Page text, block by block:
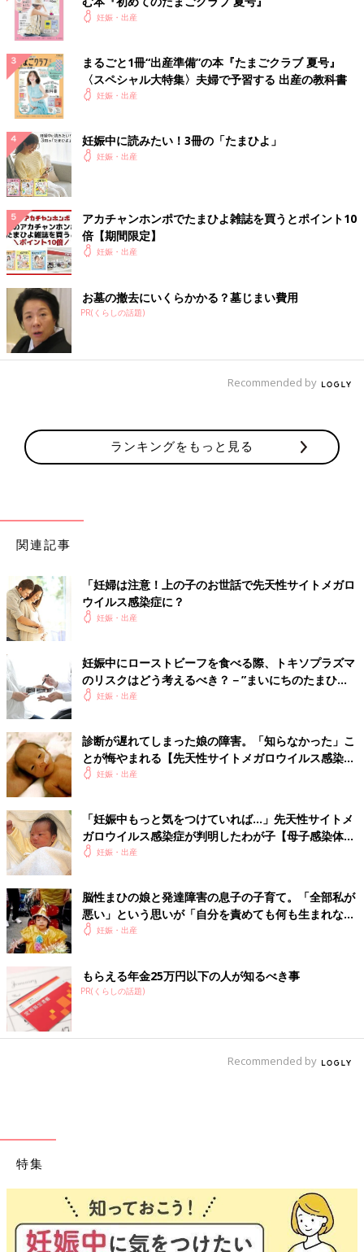
妊娠・出産
まるごと1冊“出産準備”の本『たまごクラブ 夏号』
〈スペシャル大特集〉夫婦で予習する 出産の教科書
妊娠・出産
妊娠中に読みたい！3冊の「たまひよ」
妊娠・出産
アカチャンホンポでたまひよ雑誌を買うとポイント10
倍【期間限定】
妊娠・出産
お墓の撤去にいくらかかる？墓じまい費用
PR(くらしの話題)
Recommended by
ランキングをもっと見る
関連記事
「妊婦は注意！上の子のお世話で先天性サイトメガロ
ウイルス感染症に？
妊娠・出産
妊娠中にローストビーフを食べる際、トキソプラズマ
のリスクはどう考えるべき？－”まいにちのたまひ
よ”に寄せられた投稿
妊娠・出産
診断が遅れてしまった娘の障害。「知らなかった」こ
とが悔やまれる【先天性サイトメガロウイルス感染
症・体験談】
妊娠・出産
「妊娠中もっと気をつけていれば…」先天性サイトメ
ガロウイルス感染症が判明したわが子【母子感染体験
談】妊娠・出産
脳性まひの娘と発達障害の息子の子育て。「全部私が
悪い」という思いが「自分を責めても何も生まれな
い」に変わるまで【先天性サイトメガロウイルス感染
妊娠・出産
もらえる年金25万円以下の人が知るべき事
PR(くらしの話題)
Recommended by
特集
玉川大学教育学部教授、大豆生田先生に子どもたちの保育園でのリ
アルを聞く連載。